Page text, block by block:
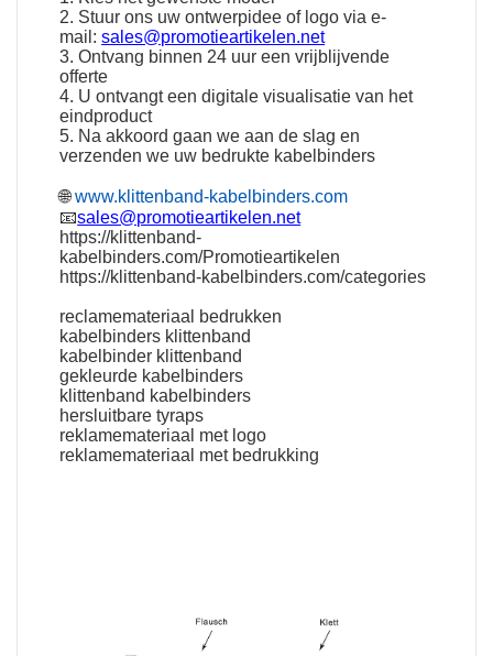
2. Stuur ons uw ontwerpidee of logo via e-
mail:sales@promotieartikelen.net
3. Ontvang binnen 24 uur een vrijblijvende
offerte
4. U ontvangt een digitale visualisatie van het
eindproduct
5. Na akkoord gaan we aan de slag en
verzenden we uw bedrukte kabelbinders
🌐www.klittenband-kabelbinders.com
📧sales@promotieartikelen.net
https://klittenband-
kabelbinders.com/Promotieartikelen
https://klittenband-kabelbinders.com/categories
reclamemateriaal bedrukken
kabelbinders klittenband
kabelbinder klittenband
gekleurde kabelbinders
klittenband kabelbinders
hersluitbare tyraps
reklamemateriaal met logo
reklamemateriaal met bedrukking